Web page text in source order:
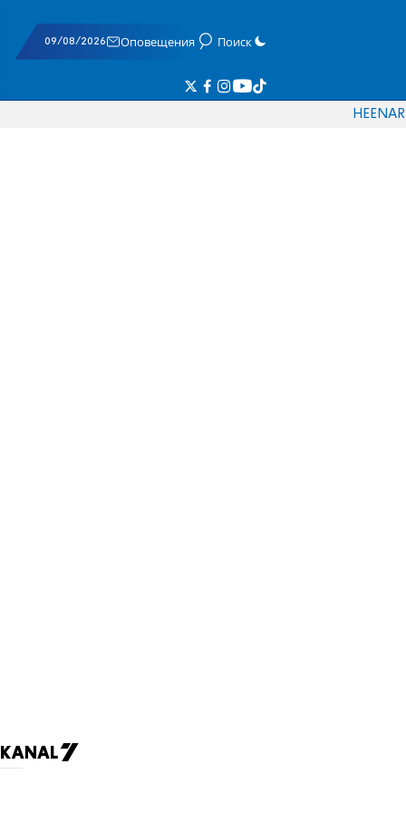
09/08/2026 Оповещения Поиск
HEENAR